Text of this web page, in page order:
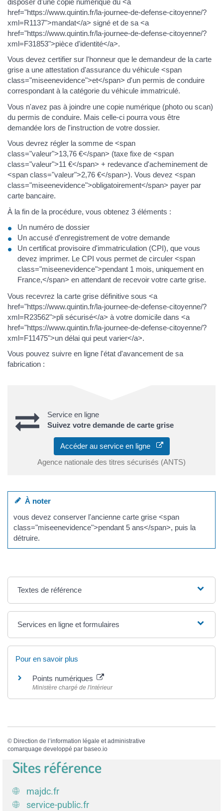
href="https://www.quintin.fr/la-journee-de-defense-citoyenne/?
xml=R1137">mandat</a> signé et de sa <a
href="https://www.quintin.fr/la-journee-de-defense-citoyenne/?
xml=F31853">pièce d'identité</a>.
Vous devez certifier sur l'honneur que le demandeur de la carte
grise a une attestation d'assurance du véhicule <span
class="miseenevidence">et</span> d'un permis de conduire
correspondant à la catégorie du véhicule immatriculé.
Vous n'avez pas à joindre une copie numérique (photo ou scan)
du permis de conduire. Mais celle-ci pourra vous être
demandée lors de l'instruction de votre dossier.
Vous devrez régler la somme de <span
class="valeur">13,76 €</span> (taxe fixe de <span
class="valeur">11 €</span> + redevance d'acheminement de
<span class="valeur">2,76 €</span>). Vous devez <span
class="miseenevidence">obligatoirement</span> payer par
carte bancaire.
À la fin de la procédure, vous obtenez 3 éléments :
Un numéro de dossier
Un accusé d'enregistrement de votre demande
Un certificat provisoire d'immatriculation (CPI), que vous
devez imprimer. Le CPI vous permet de circuler <span
class="miseenevidence">pendant 1 mois, uniquement en
France,</span> en attendant de recevoir votre carte grise.
Vous recevrez la carte grise définitive sous <a
href="https://www.quintin.fr/la-journee-de-defense-citoyenne/?
xml=R23562">pli sécurisé</a> à votre domicile dans <a
href="https://www.quintin.fr/la-journee-de-defense-citoyenne/?
xml=F11475">un délai qui peut varier</a>.
Vous pouvez suivre en ligne l'état d'avancement de sa
fabrication :
Service en ligne
Suivez votre demande de carte grise
Accéder au service en ligne
Agence nationale des titres sécurisés (ANTS)
À noter
vous devez conserver l'ancienne carte grise <span
class="miseenevidence">pendant 5 ans</span>, puis la
détruire.
Textes de référence
Services en ligne et formulaires
Pour en savoir plus
Points numériques
Ministère chargé de l'intérieur
© Direction de l’information légale et administrative
comarquage developpé par baseo.io
Sites référence
majdc.fr
service-public.fr